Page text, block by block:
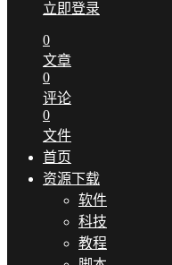
立即登录
0
文章
0
评论
0
文件
首页
资源下载
软件
科技
教程